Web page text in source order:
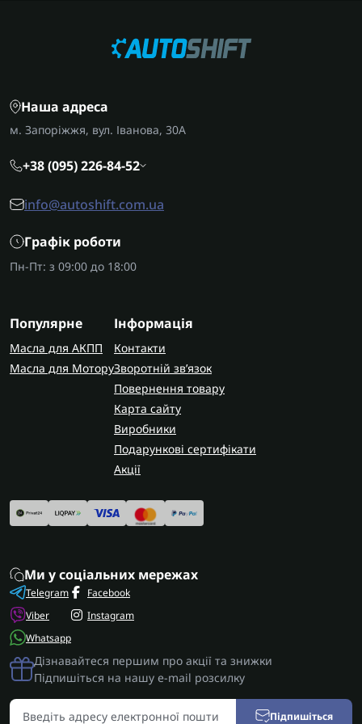
виконуємо ремонт цих коробок передач з
гарантією на всі виконані роботи.
Наша адреса
м. Запоріжжя, вул. Іванова, 30А
+38 (095) 226-84-52
info@autoshift.com.ua
Графік роботи
Пн-Пт: з 09:00 до 18:00
Популярне
Масла для АКПП
Масла для Мотору
Інформація
Контакти
Зворотній зв’язок
Повернення товару
Карта сайту
Виробники
Подарункові сертифікати
Акції
Ми у соціальних мережах
Telegram
Viber
Whatsapp
Facebook
Instagram
Дізнавайтеся першим про акції та знижки
Підпишіться на нашу e-mail розсилку
Підпишіться